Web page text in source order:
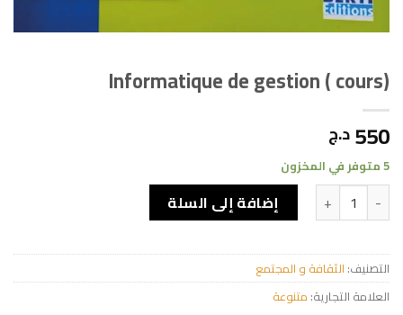
Informatique de gestion ( cours)
550د.ج
5 متوفر في المخزون
كمية Informatique de gestion ( cours) إضافة إلى السلة
التصنيف: الثقافة و المجتمع
العلامة التجارية: متنوعة